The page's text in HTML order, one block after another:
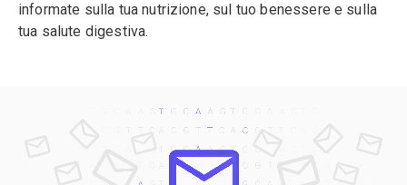
informate sulla tua nutrizione, sul tuo benessere e sulla
tua salute digestiva.